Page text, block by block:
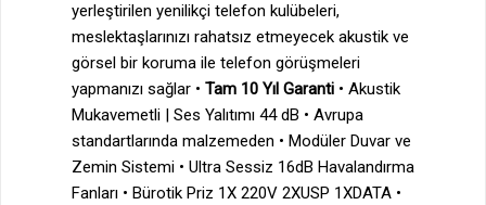
yerleştirilen yenilikçi telefon kulübeleri,
meslektaşlarınızı rahatsız etmeyecek akustik ve
görsel bir koruma ile telefon görüşmeleri
yapmanızı sağlar • Tam 10 Yıl Garanti • Akustik
Mukavemetli | Ses Yalıtımı 44 dB • Avrupa
standartlarında malzemeden • Modüler Duvar ve
Zemin Sistemi • Ultra Sessiz 16dB Havalandırma
Fanları • Bürotik Priz 1X 220V 2XUSP 1XDATA •